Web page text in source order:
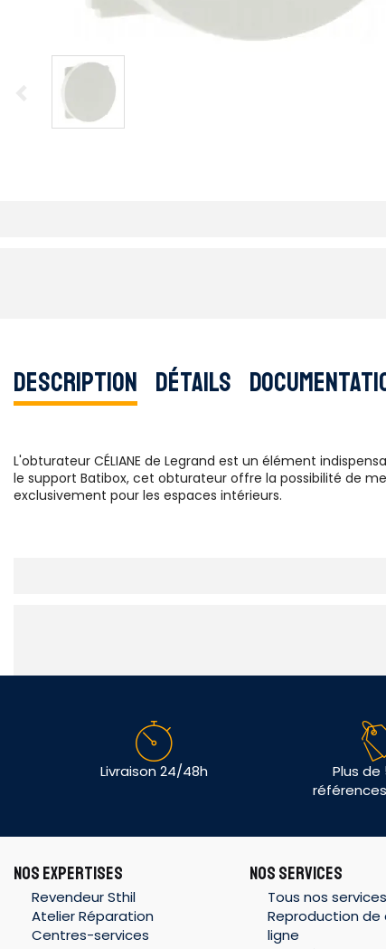
Description Détails
L'obturateur CÉLIANE de Legrand est un élément
le support Batibox, cet obturateur offre la possibilité de
exclusivement pour les espaces intérieurs.
Livraison 24/48h
Plus de
NOS EXPERTISES
Revendeur Sthil
Atelier Réparation
Centres-services
NOS SERVICES
Tous nos services
Reproduction de
ligne